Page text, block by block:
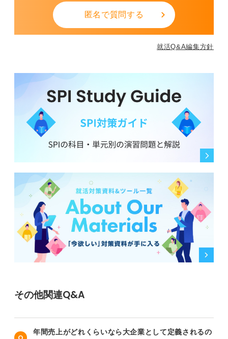
匿名で質問する
就活Q&A編集方針
その他関連Q&A
年間売上がどれくらいなら大企業として定義されるの